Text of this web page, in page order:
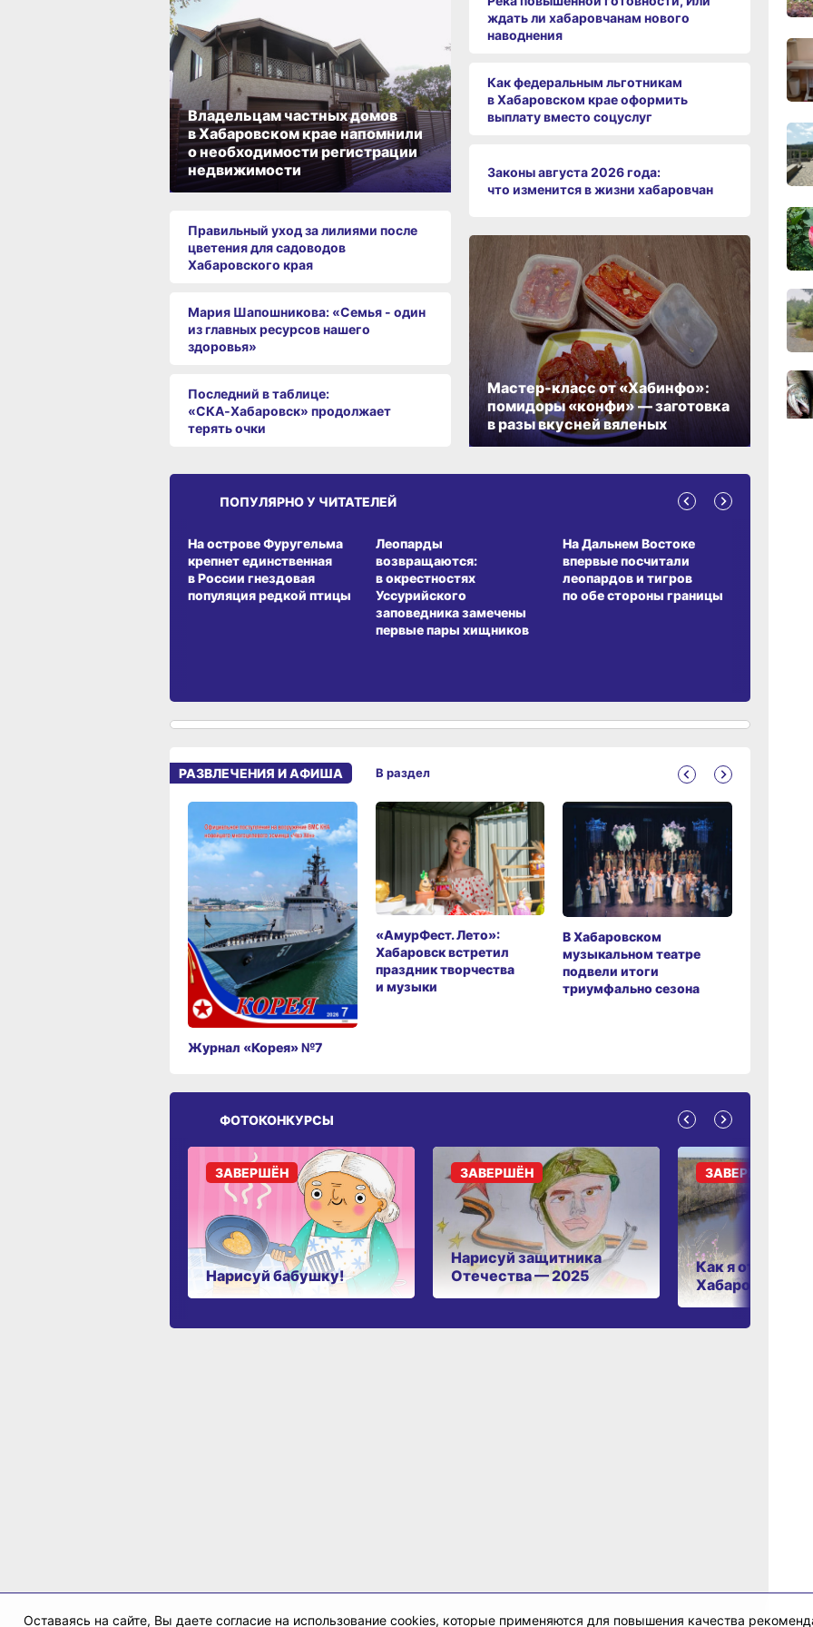
Владельцам частных домов
в Хабаровском крае напомнили
о необходимости регистрации
недвижимости
Правильный уход за лилиями после
цветения для садоводов
Хабаровского края
Мария Шапошникова: «Семья - один
из главных ресурсов нашего
здоровья»
Последний в таблице:
«СКА‑Хабаровск» продолжает
терять очки
ждать ли хабаровчанам нового
наводнения
Как федеральным льготникам
в Хабаровском крае оформить
выплату вместо соцуслуг
Законы августа 2026 года:
что изменится в жизни хабаровчан
Мастер-класс от «Хабинфо»:
помидоры «конфи» — заготовка
в разы вкусней вяленых
ПОПУЛЯРНО У ЧИТАТЕЛЕЙ
На острове Фуругельма
крепнет единственная
в России гнездовая
популяция редкой птицы
Леопарды
возвращаются:
в окрестностях
Уссурийского
заповедника замечены
первые пары хищников
На Дальнем Востоке
впервые посчитали
леопардов и тигров
по обе стороны границы
РАЗВЛЕЧЕНИЯ И АФИША
Журнал «Корея» №7
«АмурФест. Лето»:
Хабаровск встретил
праздник творчества
и музыки
В Хабаровском
музыкальном театре
подвели итоги
триумфально сезона
В раздел
ФОТОКОНКУРСЫ
Нарисуй бабушку!
ЗАВЕРШЁН
Нарисуй защитника
Отечества — 2025
ЗАВЕРШЁН
Как я отдыхаю в
Хабаровском
ЗАВЕРШЁН
Оставаясь на сайте, Вы даете согласие на использование cookies, которые применяются для повышения качества